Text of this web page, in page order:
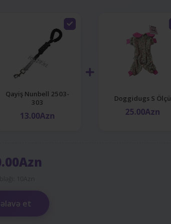
Qayiş Nunbell 2503-
303
13.00Azn
Doggidugs S Ölçü
25.00Azn
əlavə et